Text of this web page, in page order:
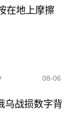
在地上摩擦
08-06
乌战损数字背